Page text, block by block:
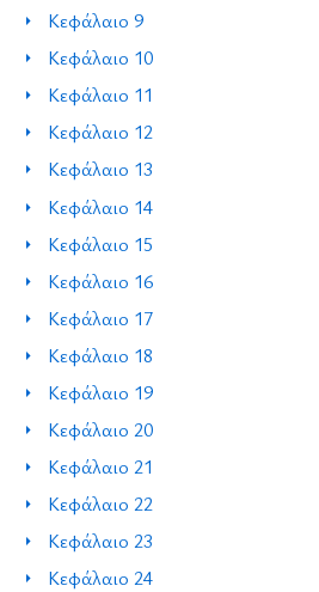
Κεφάλαιο 9
Κεφάλαιο 10
Κεφάλαιο 11
Κεφάλαιο 12
Κεφάλαιο 13
Κεφάλαιο 14
Κεφάλαιο 15
Κεφάλαιο 16
Κεφάλαιο 17
Κεφάλαιο 18
Κεφάλαιο 19
Κεφάλαιο 20
Κεφάλαιο 21
Κεφάλαιο 22
Κεφάλαιο 23
Κεφάλαιο 24